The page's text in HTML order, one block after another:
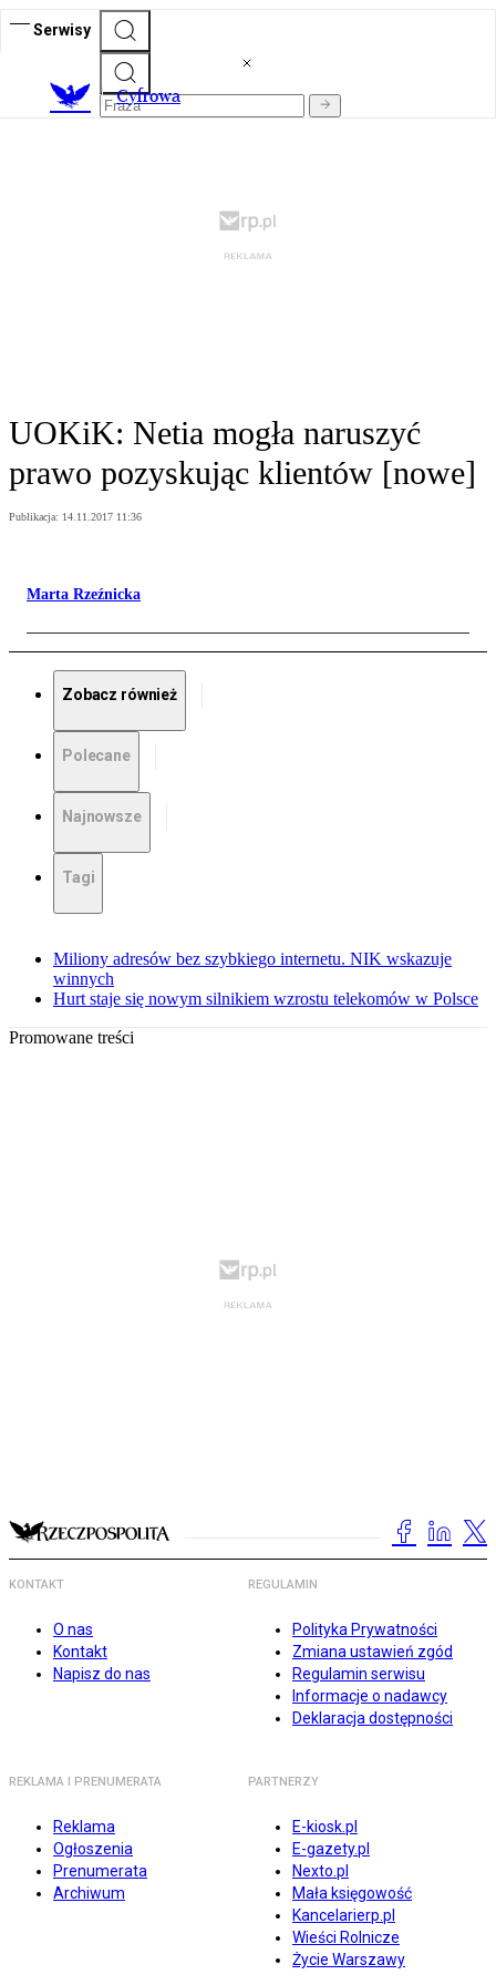
Serwisy
Cyfrowa
UOKiK: Netia mogła naruszyć
prawo pozyskując klientów [nowe]
Publikacja: 14.11.2017 11:36
Marta Rzeźnicka
Zobacz również
Polecane
Najnowsze
Tagi
Miliony adresów bez szybkiego internetu. NIK wskazuje
winnych
Hurt staje się nowym silnikiem wzrostu telekomów w Polsce
Promowane treści
KONTAKT
O nas
Kontakt
Napisz do nas
REGULAMIN
Polityka Prywatności
Zmiana ustawień zgód
Regulamin serwisu
Informacje o nadawcy
Deklaracja dostępności
REKLAMA I PRENUMERATA
Reklama
Ogłoszenia
Prenumerata
Archiwum
PARTNERZY
E-kiosk.pl
E-gazety.pl
Nexto.pl
Mała księgowość
Kancelarierp.pl
Wieści Rolnicze
Życie Warszawy